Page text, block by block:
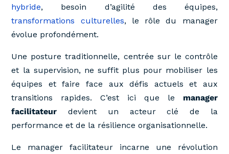
hybride, besoin d’agilité des équipes,
transformations culturelles, le rôle du manager
évolue profondément.
Une posture traditionnelle, centrée sur le contrôle
et la supervision, ne suffit plus pour mobiliser les
équipes et faire face aux défis actuels et aux
transitions rapides. C’est ici que le manager
facilitateur devient un acteur clé de la
performance et de la résilience organisationnelle.
Le manager facilitateur incarne une révolution